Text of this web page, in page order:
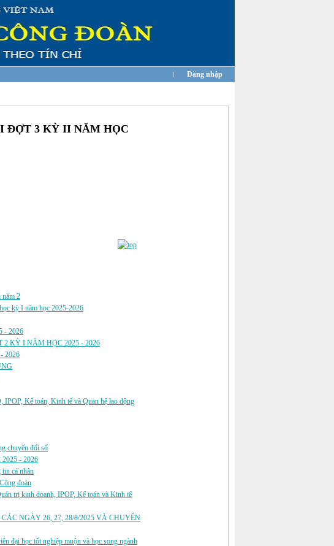
Đăng nhập
ĐỢT 3 KỲ II NĂM HỌC
năm 2
kỳ I năm học 2025-2026
- 2026
KỲ I NĂM HỌC 2025 - 2026
2026
Kế toán, Kinh tế và Quan hệ lao động
chuyển đổi số
- 2026
cá nhân
đoàn
trị kinh doanh, IPOP, Kế toán và Kinh tế
NGÀY 26, 27, 28/8/2025 VÀ CHUYỂN
đại học tốt nghiệp muộn và học song ngành